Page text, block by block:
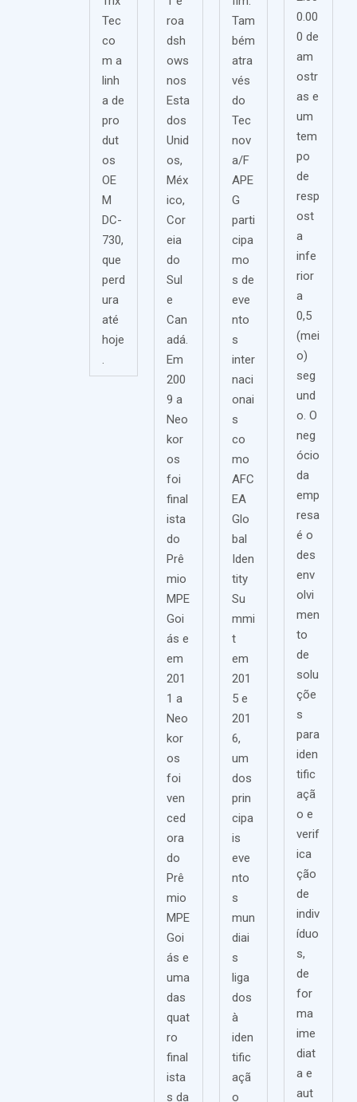
Tec
co
m a
linh
a de
pro
dut
os
OE
M
DC-
730,
que
perd
ura
até
hoje
.
roa
dsh
ows
nos
Esta
dos
Unid
os,
Méx
ico,
Cor
eia
do
Sul
e
Can
adá.
Em
200
9 a
Neo
kor
os
foi
final
ista
do
Prê
mio
MPE
Goi
ás e
em
201
1 a
Neo
kor
os
foi
ven
ced
ora
do
Prê
mio
MPE
Goi
ás e
uma
das
quat
ro
final
ista
s da
Tam
bém
atra
vés
do
Tec
nov
a/F
APE
G
parti
cipa
mo
s de
eve
nto
s
inter
naci
onai
s
co
mo
AFC
EA
Glo
bal
Iden
tity
Su
mmi
t
em
201
5 e
201
6,
um
dos
prin
cipa
is
eve
nto
s
mun
diai
s
liga
dos
à
iden
tific
açã
o
0.00
0 de
am
ostr
as e
um
tem
po
de
resp
ost
a
infe
rior
a
0,5
(mei
o)
seg
und
o. O
neg
ócio
da
emp
resa
é o
des
env
olvi
men
to
de
solu
çõe
s
para
iden
tific
açã
o e
verif
ica
ção
de
indiv
íduo
s,
de
for
ma
ime
diat
a e
aut